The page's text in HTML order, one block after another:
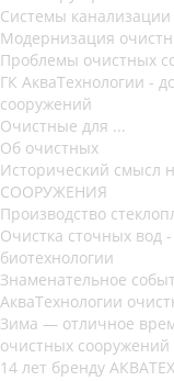
Системы канализации
Модернизация
Проблемы очистных
ГК АкваТехнологии -
сооружений
Очистные для ...
Об очистных
Исторический смысл
СООРУЖЕНИЯ
Производство
Очистка сточных вод
биотехнологии
Знаменательное
АкваТехнологии
Зима — отличное
очистных сооружений
14 лет бренду АКВАТЕХ